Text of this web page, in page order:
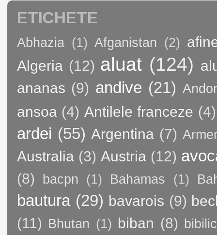
ETICHETE
Abhazia (1) Afganistan (2)
Algeria (12) aluat (124)
ananas (9) andive (21)
ansoa (4) Antilele franceze (4)
ardei (55) Argentina (7)
Australia (3) Austria (12)
(8) bacpn (1) Bahamas (1)
bautura (29) bavarois (9)
(11) Bhutan (1) biban (8)